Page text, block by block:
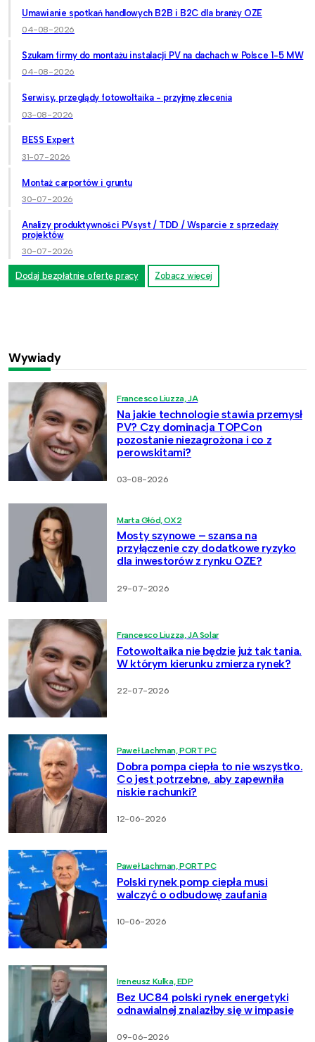
Umawianie spotkań handlowych B2B i B2C dla branży OZE
04-08-2026
Szukam firmy do montażu instalacji PV na dachach w Polsce 1-5 MW
04-08-2026
Serwisy, przeglądy fotowoltaika - przyjmę zlecenia
03-08-2026
BESS Expert
31-07-2026
Montaż carportów i gruntu
30-07-2026
Analizy produktywności PVsyst / TDD / Wsparcie z sprzedaży
projektów
30-07-2026
Dodaj bezpłatnie ofertę pracy Zobacz więcej
Wywiady
Francesco Liuzza, JA
Na jakie technologie stawia przemysł
PV? Czy dominacja TOPCon
pozostanie niezagrożona i co z
perowskitami?
03-08-2026
Marta Głód, OX2
Mosty szynowe – szansa na
przyłączenie czy dodatkowe ryzyko
dla inwestorów z rynku OZE?
29-07-2026
Francesco Liuzza, JA Solar
Fotowoltaika nie będzie już tak tania.
W którym kierunku zmierza rynek?
22-07-2026
Paweł Lachman, PORT PC
Dobra pompa ciepła to nie wszystko.
Co jest potrzebne, aby zapewniła
niskie rachunki?
12-06-2026
Paweł Lachman, PORT PC
Polski rynek pomp ciepła musi
walczyć o odbudowę zaufania
10-06-2026
Ireneusz Kulka, EDP
Bez UC84 polski rynek energetyki
odnawialnej znalazłby się w impasie
09-06-2026